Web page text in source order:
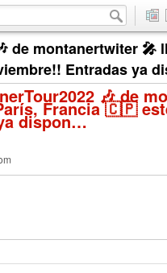
de montanertwiter 🎤
Entradas ya
🎶 de
Francia 🇨🇵
dispon…